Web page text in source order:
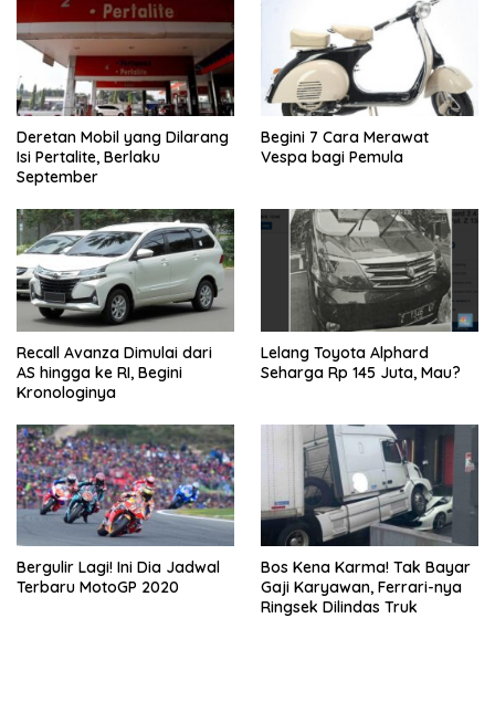
Deretan Mobil yang Dilarang
Isi Pertalite, Berlaku
September
Begini 7 Cara Merawat
Vespa bagi Pemula
Recall Avanza Dimulai dari
AS hingga ke RI, Begini
Kronologinya
Lelang Toyota Alphard
Seharga Rp 145 Juta, Mau?
Bergulir Lagi! Ini Dia Jadwal
Terbaru MotoGP 2020
Bos Kena Karma! Tak Bayar
Gaji Karyawan, Ferrari-nya
Ringsek Dilindas Truk